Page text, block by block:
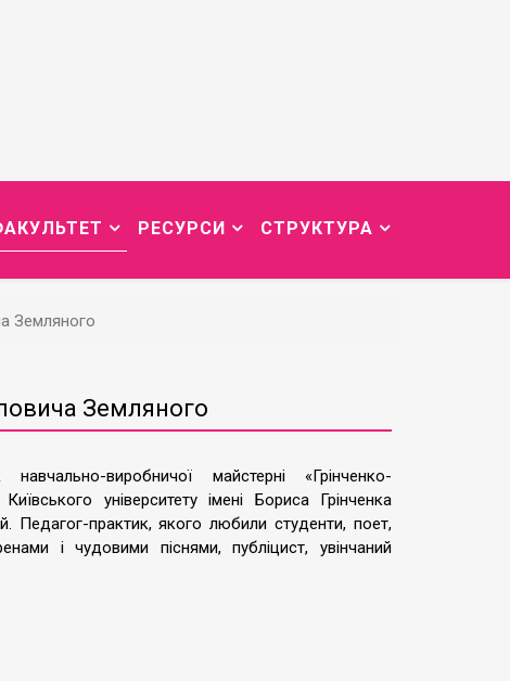
РЕСУРСИ СТРУКТУРА
Земляного
Земляного
виробничої майстерні «Грінченко-
університету імені Бориса Грінченка
Педагог-практик, якого любили студенти, поет,
і чудовими піснями, публіцист, увінчаний